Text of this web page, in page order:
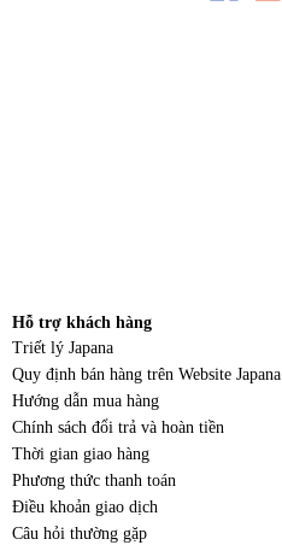
Hỗ trợ khách hàng
Triết lý Japana
Quy định bán hàng trên Website Japana
Hướng dẫn mua hàng
Chính sách đổi trả và hoàn tiền
Thời gian giao hàng
Phương thức thanh toán
Điều khoản giao dịch
Câu hỏi thường gặp